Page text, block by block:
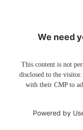
We need
This content is not
disclosed to the
with their CMP to
Powered by